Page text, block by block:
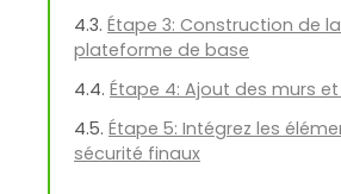
Étape 3: Construction de la
plateforme de base
Étape 4: Ajout des murs
Étape 5: Intégrez les
sécurité finaux